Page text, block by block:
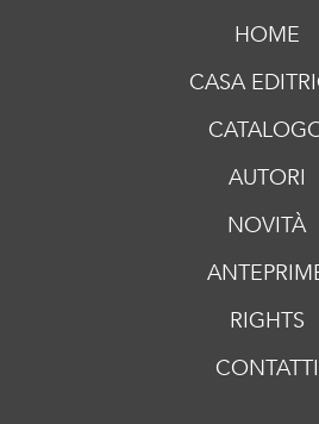
HOME
CASA
AUTORI
NOVITÀ
RIGHTS
CONTATTI